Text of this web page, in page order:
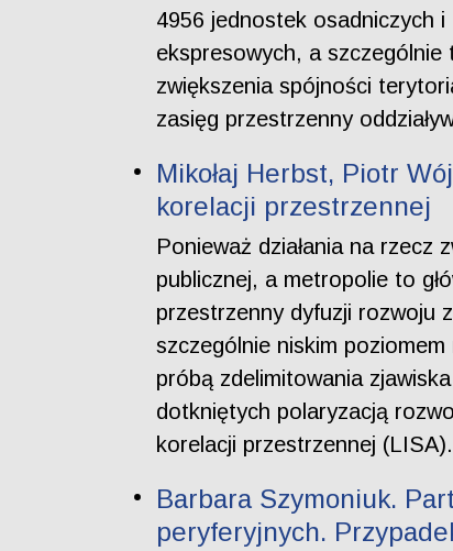
4956 jednostek osadniczych
ekspresowych, a
zwiększenia spójności
zasięg przestrzenny
Mikołaj Herbst, Piotr
korelacji przestrzennej
Ponieważ działania na rzecz
publicznej, a metropolie to
przestrzenny dyfuzji rozwoju
szczególnie niskim
próbą zdelimitowania
dotkniętych polaryzacją
korelacji przestrzennej (LISA).
Barbara Szymoniuk.
peryferyjnych.